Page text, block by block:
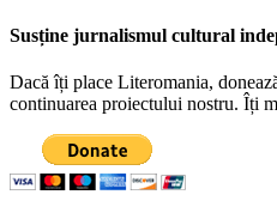
Susține jurnalismul cultural
Dacă îți place Literomania,
continuarea proiectului nostru. Îți